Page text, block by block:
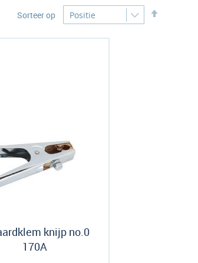
Sorteer op
knijp no.0
170A